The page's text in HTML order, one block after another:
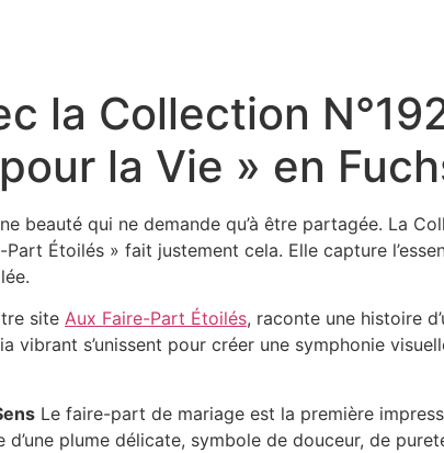
la Collection
la Vie » en
beauté qui ne demande qu’à être partagée. La
Étoilés » fait justement cela. Elle capture
site Aux Faire-Part Étoilés, raconte une histoire
vibrant s’unissent pour créer une symphonie
Le faire-part de mariage est la première
plume délicate, symbole de douceur, de